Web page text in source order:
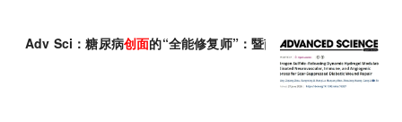
Adv Sci：糖尿病创面的“全能修复师”：暨南大学胡平等揭示H₂S